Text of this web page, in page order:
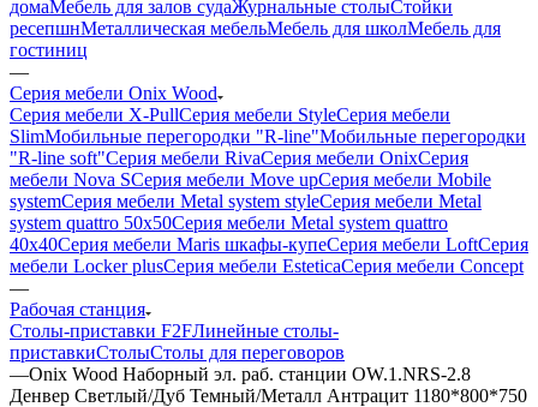
домаМебель для залов судаЖурнальные столыСтойки
ресепшнМеталлическая мебельМебель для школМебель для
гостиниц
—
Серия мебели Onix Wood
Серия мебели X-PullСерия мебели StyleСерия мебели
SlimМобильные перегородки "R-line"Мобильные перегородки
"R-line soft"Серия мебели RivaСерия мебели OnixСерия
мебели Nova SСерия мебели Move upСерия мебели Mobile
systemСерия мебели Metal system styleСерия мебели Metal
system quattro 50x50Серия мебели Metal system quattro
40x40Серия мебели Maris шкафы-купеСерия мебели LoftСерия
мебели Locker plusСерия мебели EsteticaСерия мебели Concept
—
Рабочая станция
Столы-приставки F2FЛинейные столы-
приставкиСтолыСтолы для переговоров
—Onix Wood Наборный эл. раб. станции OW.1.NRS-2.8
Денвер Светлый/Дуб Темный/Металл Антрацит 1180*800*750